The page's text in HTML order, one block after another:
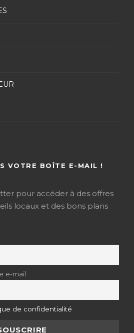
VOTRE BOÎTE E-MAIL !
pour accéder à des offres
locaux et des bons plans
e-mail
de confidentialité